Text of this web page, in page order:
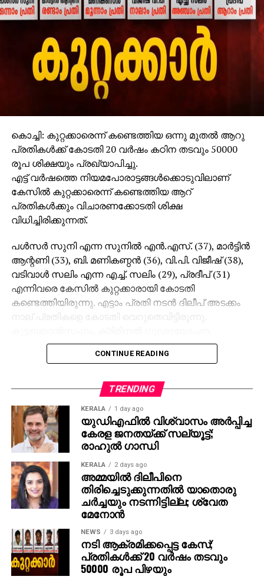
കൊച്ചി: കുറ്റക്കാരെന്ന് കണ്ടെത്തിയ ഒന്നു മുതല്‍ ആറു
പ്രതികള്‍ക്ക് കോടതി 20 വര്‍ഷം കഠിന തടവും 50000
രൂപ ശിക്ഷയും പ്രഖ്യാപിച്ചു.
എട്ട് വര്‍ഷത്തെ നിയമപോരാട്ടങ്ങള്‍ക്കൊടുവിലാണ്
കേസില്‍ കുറ്റക്കാരെന്ന് കണ്ടെത്തിയ ആറ്
പ്രതികള്‍ക്കും വിചാരണക്കോടതി ശിക്ഷ
വിധിച്ചിരിക്കുന്നത്.
പള്‍സര്‍ സുനി എന്ന സുനില്‍ എന്‍.എസ്. (37), മാര്‍ട്ടിന്‍
ആന്റണി (33), ബി. മണികണ്ഠന്‍ (36), വി.പി. വിജീഷ് (38),
വടിവാള്‍ സലിം എന്ന എച്ച്. സലിം (29), പ്രദീപ് (31)
എന്നിവരെ കേസില്‍ കുറ്റക്കാരായി കോടതി
കണ്ടെത്തിയിരുന്നു. എട്ടാം പ്രതി നടന്‍ ദിലീപ് അടക്കം
നാല് പ്രതികളെ കോടതി വെറുതെവിട്ടിരുന്നു.
അന്യായ തടവില്‍ വയ്ക്കല്‍, സ്ത്രീത്വത്തെ
അപമാനിക്കല്‍, നഗ്‌നയാകാന്‍ നിര്‍ബന്ധിക്കല്‍
ശിക്ഷവിധിയില്‍ ഇളവ് വെണെന്ന് പ്രതികള്‍
വീട്ടില്‍ അമ്മ മാത്രമേയുള്ളു എന്നായിരുന്നു പള്‍സര്‍
സുനി പറഞ്ഞത്. കേസില്‍ താന്‍ കുറ്റമൊന്നും
ചെയ്തിട്ടില്ലെന്നും നിരപരാധിയാണെന്നും
മാതാപിതാക്കള്‍ അസുഖബാധിതരായ മാതാപിതാക്കള്‍
മാത്രമേയുള്ളു എന്നായിരുന്ന രണ്ടാം പ്രതി മാര്‍ട്ടിന്‍
ആന്റണി കരഞ്ഞ് കൊണ്ട് പറഞ്ഞത്. അഞ്ചര കൊല്ലം
ജയിലില്‍ കഴിഞ്ഞെന്നും ശിക്ഷാവിധിയില്‍ ഇളവ്
വേണമെന്നും മാര്‍ട്ടിന്‍ കോടതിയോട് പറഞ്ഞു.
ഭാര്യയും കുഞ്ഞുങ്ങളും മാത്രമേ ഉള്ളുവെന്നും
മനസ്സറിഞ്ഞ് തെറ്റൊന്നും ചെയ്തിട്ടില്ലെന്നുമായിരുന്നു
CONTINUE READING
TRENDING
KERALA 1 day ago
യുഡിഎഫില്‍ വിശ്വാസം അര്‍പ്പിച്ച
കേരള ജനതയ്ക്ക് സല്യൂട്ട്;
രാഹുല്‍ ഗാന്ധി
KERALA 2 days ago
അമ്മയില്‍ ദിലീപിനെ
തിരിച്ചെടുക്കുന്നതില്‍ യാതൊരു
ചര്‍ച്ചയും നടന്നിട്ടില്ല; ശ്വേത
മേനോന്‍
NEWS 3 days ago
നടി ആക്രമിക്കപ്പെട്ട കേസ്;
പ്രതികള്‍ക്ക് 20 വര്‍ഷം തടവും
50000 രൂപ പിഴയും